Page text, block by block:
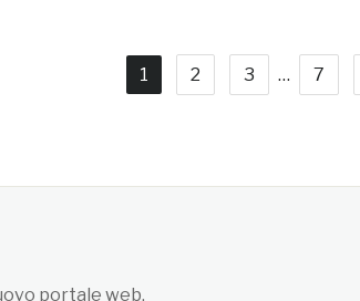
1 2 3 … 7
portale web,